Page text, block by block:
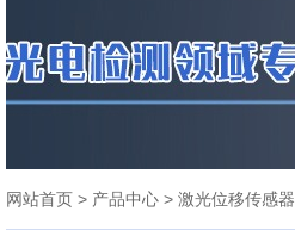
网站首页 > 产品中心 > 激光位移传感器